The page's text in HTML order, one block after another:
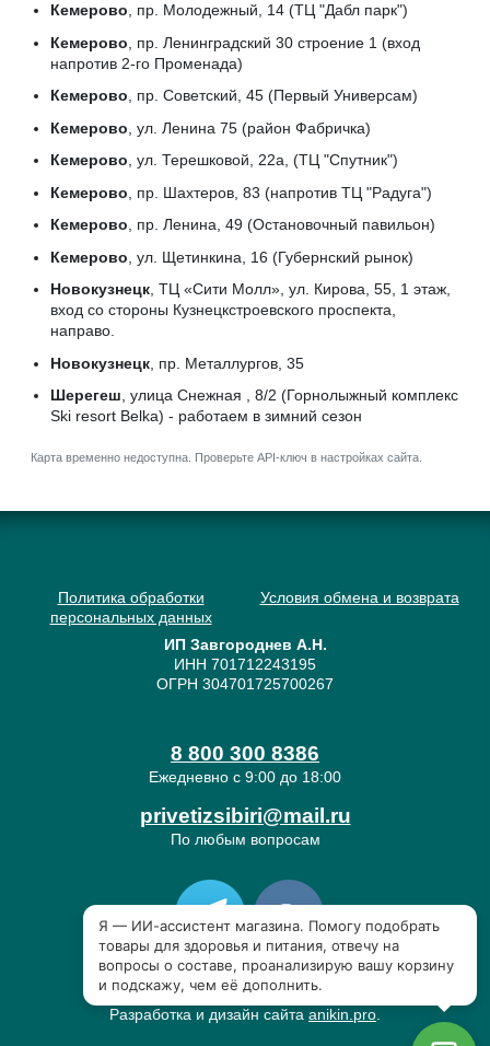
Кемерово, пр. Молодежный, 14 (ТЦ "Дабл парк")
Кемерово , пр. Ленинградский 30 строение 1 (вход
напротив 2-го Променада)
Кемерово, пр. Советский, 45 (Первый Универсам)
Кемерово , ул. Ленина 75 (район Фабричка)
Кемерово, ул. Терешковой, 22а, (ТЦ "Спутник")
Кемерово , пр. Шахтеров, 83 (напротив ТЦ "Радуга")
Кемерово, пр. Ленина, 49 (Остановочный павильон)
Кемерово , ул. Щетинкина, 16 (Губернский рынок)
Новокузнецк, ТЦ «Сити Молл», ул. Кирова, 55, 1 этаж,
вход со стороны Кузнецкстроевского проспекта,
направо.
Новокузнецк, пр. Металлургов, 35
Шерегеш, улица Снежная , 8/2 (Горнолыжный комплекс
Ski resort Belka) - работаем в зимний сезон
Карта временно недоступна. Проверьте API-ключ в настройках сайта.
Политика обработки
персональных данных
Условия обмена и возврата
ИП Завгороднев А.Н.
ИНН 701712243195
ОГРН 304701725700267
8 800 300 8386
Ежедневно с 9:00 до 18:00
privetizsibiri@mail.ru
По любым вопросам
«Привет из Сибири» © 2019-2026
Разработка и дизайн сайта anikin.pro.